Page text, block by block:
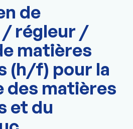
de
/ régleur /
matières
(h/f) pour la
des matières
et du